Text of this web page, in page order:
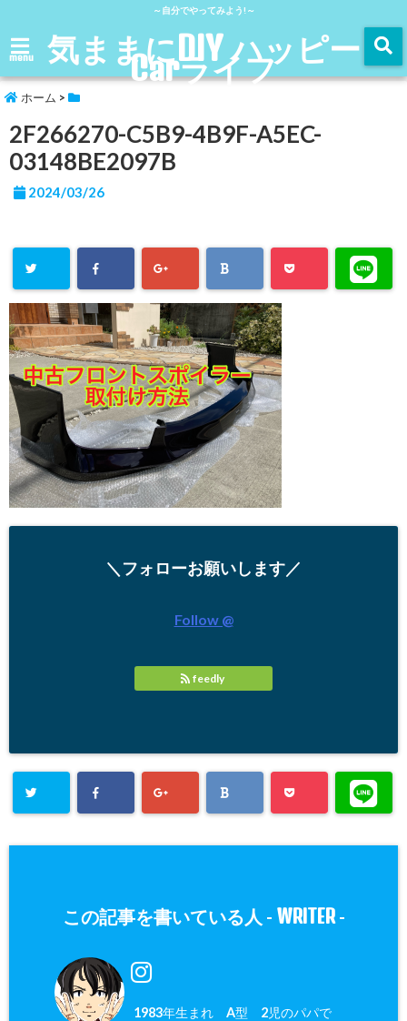
～自分でやってみよう!～
menu 気ままにDIY ハッピー
Carライフ
ホーム >
2F266270-C5B9-4B9F-A5EC-
03148BE2097B
2024/03/26
＼フォローお願いします／
Follow @
feedly
この記事を書いている人 - WRITER-
1983年生まれ A型 2児のパパで